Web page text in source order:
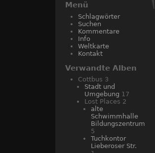
Menü
Schlagwörter
Suchen
Kommentare
Info
Weltkarte
Kontakt
Verwandte Alben
Cottbus 3
Stadt und
Umgebung 17
Lost Places 2
alte
Schwimmhalle
Bildungszentrum
5
Tuchkontor
Lieberoser Str.